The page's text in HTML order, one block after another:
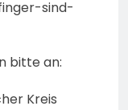
sind-
bitte an:
Kreis